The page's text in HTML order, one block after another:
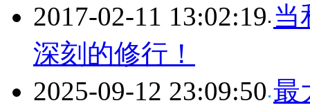
2017-02-11 13:02:19 当
深刻的修行！
2025-09-12 23:09:50 最